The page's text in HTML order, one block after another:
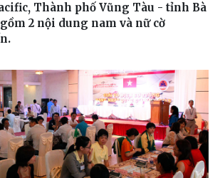
Thành phố Vũng Tàu - tỉnh Bà
2 nội dung nam và nữ cờ